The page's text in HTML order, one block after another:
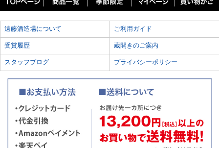
遠藤酒造場について ご利用ガイド
受賞履歴 蔵開きのご案内
スタッフブログ プライバシーポリシー